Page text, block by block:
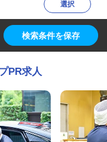
選択
検索条件を保存
PR求人